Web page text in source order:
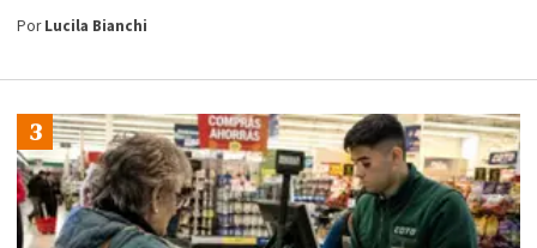
PorLucila Bianchi